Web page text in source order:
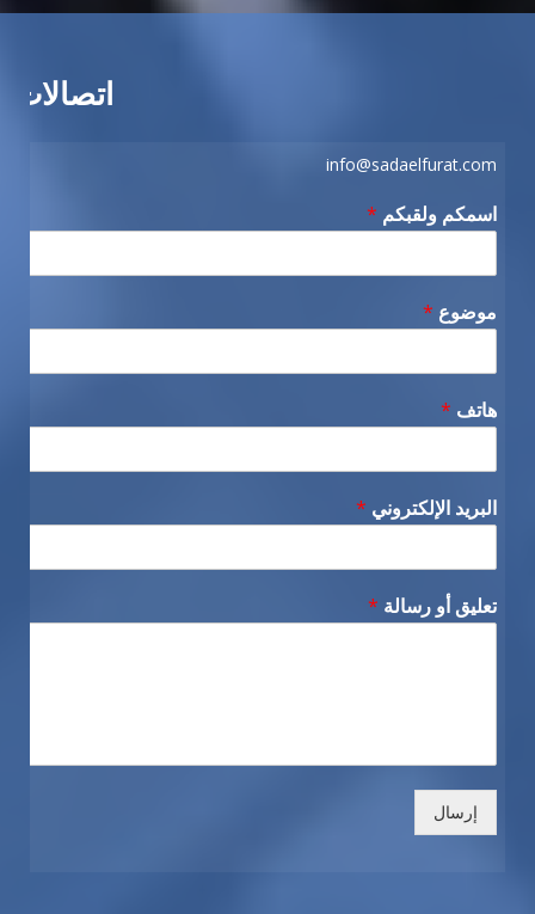
اتصالات
info@sadaelfurat.com
اسمكم ولقبكم *
موضوع *
هاتف *
البريد الإلكتروني *
تعليق أو رسالة *
إرسال